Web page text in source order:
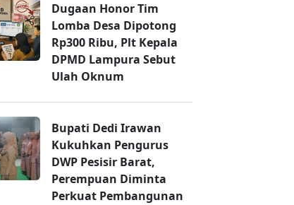
Dugaan Honor Tim
Lomba Desa Dipotong
Rp300 Ribu, Plt Kepala
DPMD Lampura Sebut
Ulah Oknum
Bupati Dedi Irawan
Kukuhkan Pengurus
DWP Pesisir Barat,
Perempuan Diminta
Perkuat Pembangunan